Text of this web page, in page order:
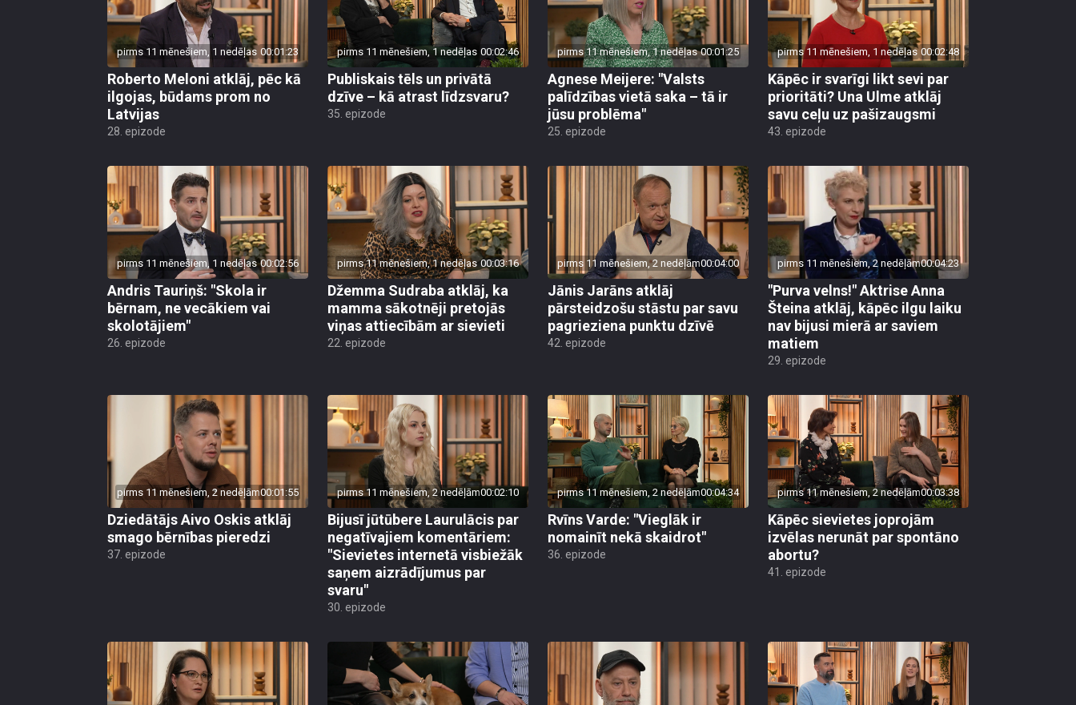
pirms 11 mēnešiem, 1 nedēļas 00:01:23
Roberto Meloni atklāj, pēc kā
ilgojas, būdams prom no
Latvijas
28. epizode
pirms 11 mēnešiem, 1 nedēļas 00:02:46
Publiskais tēls un privātā
dzīve – kā atrast līdzsvaru?
35. epizode
pirms 11 mēnešiem, 1 nedēļas 00:01:25
Agnese Meijere: "Valsts
palīdzības vietā saka – tā ir
jūsu problēma"
25. epizode
pirms 11 mēnešiem, 1 nedēļas 00:02:48
Kāpēc ir svarīgi likt sevi par
prioritāti? Una Ulme atklāj
savu ceļu uz pašizaugsmi
43. epizode
pirms 11 mēnešiem, 1 nedēļas 00:02:56
Andris Tauriņš: "Skola ir
bērnam, ne vecākiem vai
skolotājiem"
26. epizode
pirms 11 mēnešiem, 1 nedēļas 00:03:16
Džemma Sudraba atklāj, ka
mamma sākotnēji pretojās
viņas attiecībām ar sievieti
22. epizode
pirms 11 mēnešiem, 2 nedēļām00:04:00
Jānis Jarāns atklāj
pārsteidzošu stāstu par savu
pagrieziena punktu dzīvē
42. epizode
pirms 11 mēnešiem, 2 nedēļām00:04:23
"Purva velns!" Aktrise Anna
Šteina atklāj, kāpēc ilgu laiku
nav bijusi mierā ar saviem
matiem
29. epizode
pirms 11 mēnešiem, 2 nedēļām00:01:55
Dziedātājs Aivo Oskis atklāj
smago bērnības pieredzi
37. epizode
pirms 11 mēnešiem, 2 nedēļām00:02:10
Bijusī jūtūbere Laurulācis par
negatīvajiem komentāriem:
"Sievietes internetā visbiežāk
saņem aizrādījumus par
svaru"
30. epizode
pirms 11 mēnešiem, 2 nedēļām00:04:34
Rvīns Varde: "Vieglāk ir
nomainīt nekā skaidrot"
36. epizode
pirms 11 mēnešiem, 2 nedēļām00:03:38
Kāpēc sievietes joprojām
izvēlas nerunāt par spontāno
abortu?
41. epizode